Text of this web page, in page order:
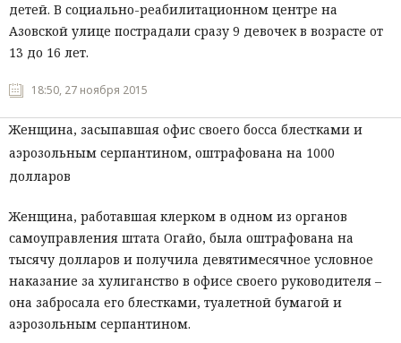
детей. В социально-реабилитационном центре на
Азовской улице пострадали сразу 9 девочек в возрасте от
13 до 16 лет.
18:50, 27 ноября 2015
Женщина, засыпавшая офис своего босса блестками и
аэрозольным серпантином, оштрафована на 1000
долларов
Женщина, работавшая клерком в одном из органов
самоуправления штата Огайо, была оштрафована на
тысячу долларов и получила девятимесячное условное
наказание за хулиганство в офисе своего руководителя –
она забросала его блестками, туалетной бумагой и
аэрозольным серпантином.